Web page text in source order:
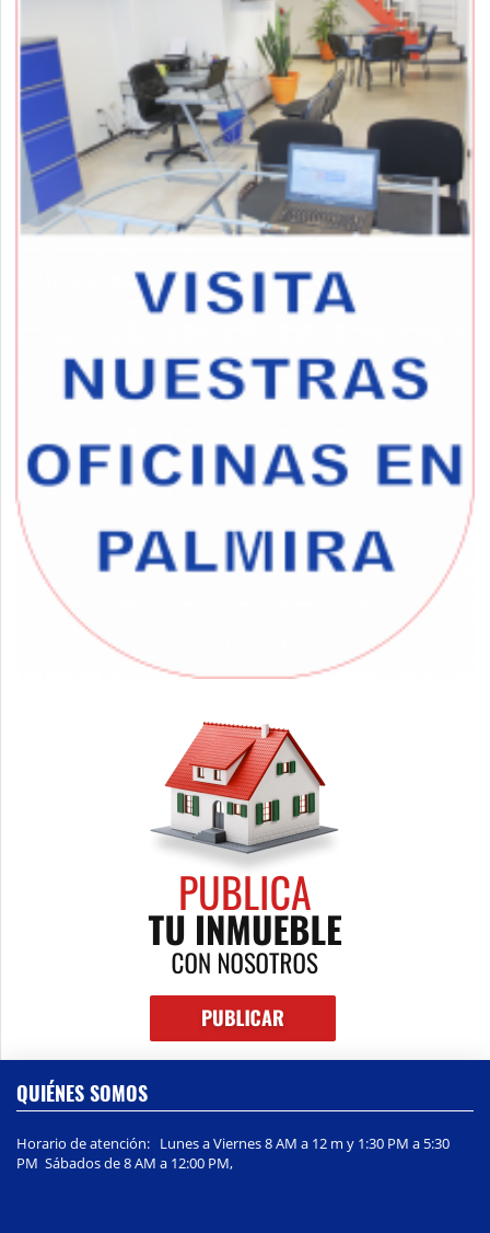
QUIÉNES SOMOS
Horario de atención: Lunes a Viernes 8 AM a 12 m y 1:30 PM a 5:30
PM Sábados de 8 AM a 12:00 PM,